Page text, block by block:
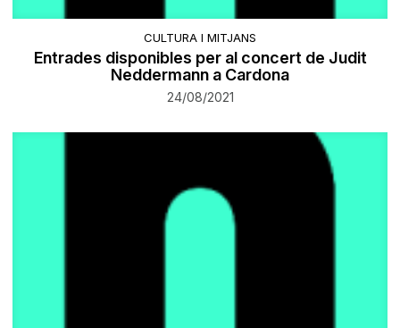
CULTURA I MITJANS
Entrades disponibles per al concert de Judit
Neddermann a Cardona
24/08/2021